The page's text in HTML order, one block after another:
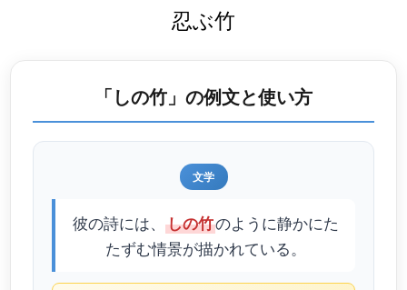
忍ぶ竹
「しの竹」の例文と使い方
文学
彼の詩には、 しの竹のように静かにた
たずむ情景が描かれている。